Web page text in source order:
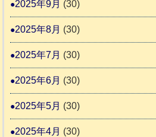
2025年9月 (30)
2025年8月 (30)
2025年7月 (30)
2025年6月 (30)
2025年5月 (30)
2025年4月 (30)